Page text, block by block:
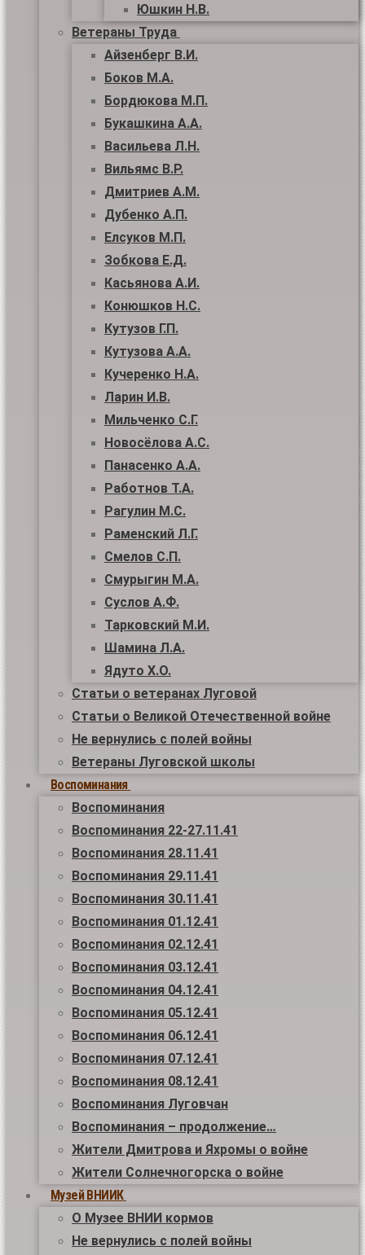
Юшкин Н.В.
Ветераны Труда
Айзенберг В.И.
Боков М.А.
Бордюкова М.П.
Букашкина А.А.
Васильева Л.Н.
Вильямс В.Р.
Дмитриев А.М.
Дубенко А.П.
Елсуков М.П.
Зобкова Е.Д.
Касьянова А.И.
Конюшков Н.С.
Кутузов Г.П.
Кутузова А.А.
Кучеренко Н.А.
Ларин И.В.
Мильченко С.Г.
Новосёлова А.С.
Панасенко А.А.
Работнов Т.А.
Рагулин М.С.
Раменский Л.Г.
Смелов С.П.
Смурыгин М.А.
Суслов А.Ф.
Тарковский М.И.
Шамина Л.А.
Ядуто Х.О.
Статьи о ветеранах Луговой
Статьи о Великой Отечественной войне
Не вернулись с полей войны
Ветераны Луговской школы
Воспоминания
Воспоминания
Воспоминания 22-27.11.41
Воспоминания 28.11.41
Воспоминания 29.11.41
Воспоминания 30.11.41
Воспоминания 01.12.41
Воспоминания 02.12.41
Воспоминания 03.12.41
Воспоминания 04.12.41
Воспоминания 05.12.41
Воспоминания 06.12.41
Воспоминания 07.12.41
Воспоминания 08.12.41
Воспоминания Луговчан
Воспоминания – продолжение…
Жители Дмитрова и Яхромы о войне
Жители Солнечногорска о войне
Музей ВНИИК
О Музее ВНИИ кормов
Не вернулись с полей войны